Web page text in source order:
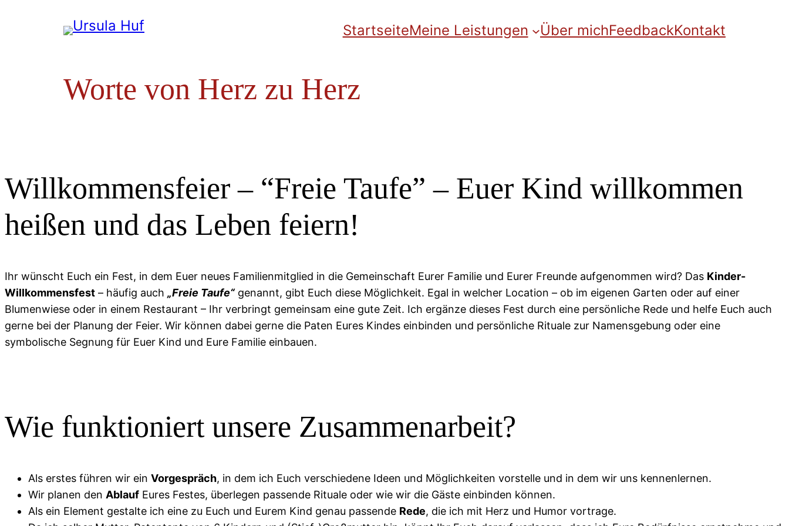
StartseiteMeine Leistungen Über michFeedbackKontakt
Worte von Herz zu Herz
Willkommensfeier – “Freie Taufe” – Euer Kind willkommen
heißen und das Leben feiern!
Ihr wünscht Euch ein Fest, in dem Euer neues Familienmitglied in die Gemeinschaft Eurer Familie und Eurer Freunde aufgenommen wird? Das Kinder-
Willkommensfest – häufig auch „Freie Taufe“genannt, gibt Euch diese Möglichkeit. Egal in welcher Location – ob im eigenen Garten oder auf einer
Blumenwiese oder in einem Restaurant – Ihr verbringt gemeinsam eine gute Zeit. Ich ergänze dieses Fest durch eine persönliche Rede und helfe Euch auch
gerne bei der Planung der Feier. Wir können dabei gerne die Paten Eures Kindes einbinden und persönliche Rituale zur Namensgebung oder eine
symbolische Segnung für Euer Kind und Eure Familie einbauen.
Wie funktioniert unsere Zusammenarbeit?
Als erstes führen wir ein Vorgespräch, in dem ich Euch verschiedene Ideen und Möglichkeiten vorstelle und in dem wir uns kennenlernen.
Wir planen den Ablauf Eures Festes, überlegen passende Rituale oder wie wir die Gäste einbinden können.
Als ein Element gestalte ich eine zu Euch und Eurem Kind genau passende Rede, die ich mit Herz und Humor vortrage.